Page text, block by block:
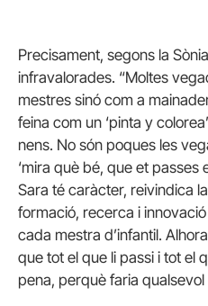
Precisament, segons la
infravalorades. “Moltes
mestres sinó com a
feina com un ‘pinta y
nens. No són poques les
‘mira què bé, que et passes
Sara té caràcter, reivindica
formació, recerca i
cada mestra d’infantil.
que tot el que li passi i tot el
pena, perquè faria qualsevol